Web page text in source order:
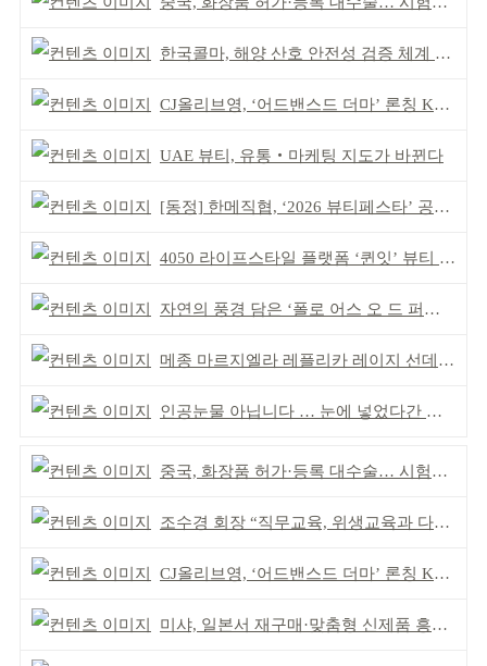
한국콜마, 해양 산호 안전성 검증 체계 구축
CJ올리브영, ‘어드밴스드 더마’ 론칭 K더마 육성 박차
UAE 뷰티, 유통‧마케팅 지도가 바뀐다
[동정] 한메직협, ‘2026 뷰티페스타’ 공동 주최
4050 라이프스타일 플랫폼 ‘퀸잇’ 뷰티 성장세
자연의 풍경 담은 ‘폴로 어스 오 드 퍼퓸’ 4종 출시
메종 마르지엘라 레플리카 레이지 선데이 모닝 디퓨저
인공눈물 아닙니다 … 눈에 넣었다간 각막 손상
중국, 화장품 허가·등록 대수술… 시험자료 공용 허용
조수경 회장 “직무교육, 위생교육과 다르다”
CJ올리브영, ‘어드밴스드 더마’ 론칭 K더마 육성 박차
미샤, 일본서 재구매·맞춤형 신제품 흥행 ‘쌍끌이’